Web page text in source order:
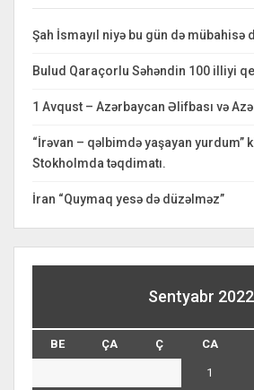
Şah İsmayıl niyə bu gün də mübahisə
Bulud Qaraçorlu Səhəndin 100 illiyi
1 Avqust – Azərbaycan Əlifbası və
“İrəvan – qəlbimdə yaşayan yurdum”
Stokholmda təqdimatı.
İran “Quymaq yesə də düzəlməz”
Sentyabr 2022
BE ÇA Ç CA
1